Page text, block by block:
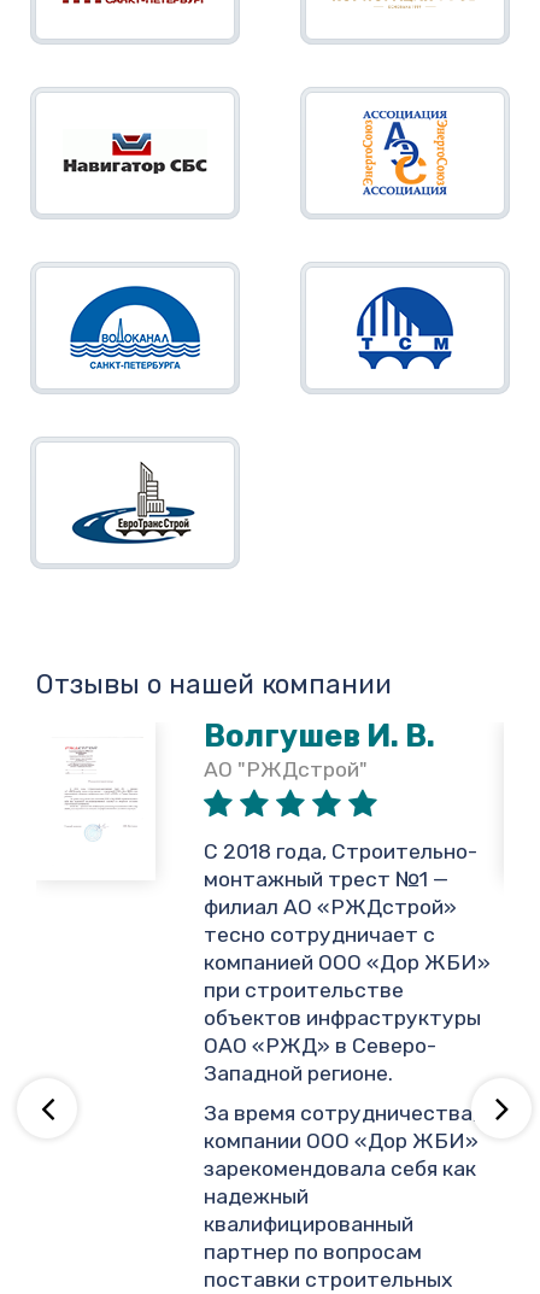
Отзывы о нашей компании
Волгушев И. В.
АО "РЖДстрой"
С 2018 года, Строительно-
монтажный трест №1 —
филиал АО «РЖДстрой»
тесно сотрудничает с
компанией ООО «Дор ЖБИ»
при строительстве
объектов инфраструктуры
ОАО «РЖД» в Северо-
Западной регионе.
За время сотрудничества,
компании ООО «Дор ЖБИ»
зарекомендовала себя как
надежный
квалифицированный
партнер по вопросам
поставки строительных